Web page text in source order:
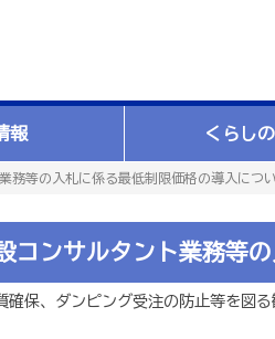
報 くらし
務等の入札に係る最低制限価格の導入につ
コンサルタント業務等
確保、ダンピング受注の防止等を図